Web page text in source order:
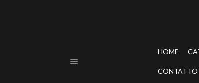
HOME
CONTATTO